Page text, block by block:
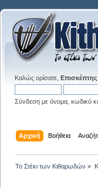
Καλώς ορίσατε, Επισκέπτης
Σύνδεση με όνομα, κωδικό
Αρχική Βοήθεια
Το Στέκι των Κιθαρωδών »